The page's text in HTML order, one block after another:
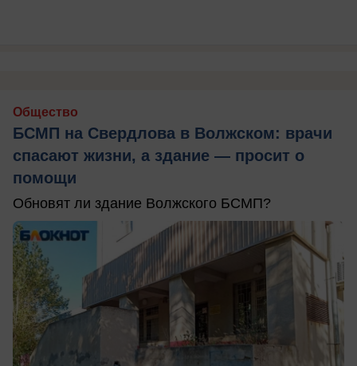
Общество
БСМП на Свердлова в Волжском: врачи
спасают жизни, а здание — просит о
помощи
Обновят ли здание Волжского БСМП?